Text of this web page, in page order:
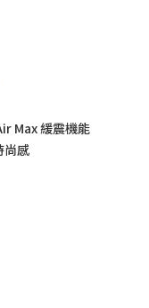
Max 緩震機能
尚感